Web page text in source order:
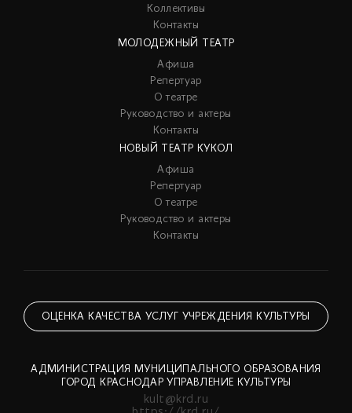
Коллективы
Контакты
МОЛОДЕЖНЫЙ ТЕАТР
Афиша
Репертуар
О театре
Руководство и актеры
Контакты
НОВЫЙ ТЕАТР КУКОЛ
Афиша
Репертуар
О театре
Руководство и актеры
Контакты
ОЦЕНКА КАЧЕСТВА УСЛУГ УЧРЕЖДЕНИЯ КУЛЬТУРЫ
АДМИНИСТРАЦИЯ МУНИЦИПАЛЬНОГО ОБРАЗОВАНИЯ
ГОРОД КРАСНОДАР УПРАВЛЕНИЕ КУЛЬТУРЫ
kult@krd.ru